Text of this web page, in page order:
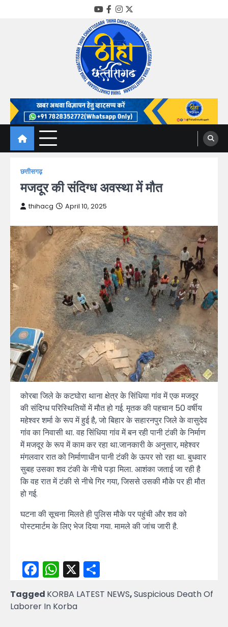
YouTube
Facebook
Instagram
Twitter
Thiha Chhattisgarh
गोठ जन-जन के
छत्तीसगढ़
मजदूर की संदिग्ध अवस्था में मौत
thihacg April 10, 2025
कोरबा जिले के कटघोरा थाना क्षेत्र के सिंधिया गांव में एक मजदूर
की संदिग्ध परिस्थितियों में मौत हो गई. मृतक की पहचान 50 वर्षीय
महेश्वर शर्मा के रूप में हुई है, जो बिहार के सहारनपुर जिले के वासुदेव
गांव का निवासी था. वह सिंधिया गांव में बन रही पानी टंकी के निर्माण
में मजदूर के रूप में काम कर रहा था.जानकारी के अनुसार, महेश्वर
मंगलवार रात को निर्माणाधीन पानी टंकी के ऊपर सो रहा था. बुधवार
सुबह उसका शव टंकी के नीचे पड़ा मिला. आशंका जताई जा रही है
कि वह रात में टंकी से नीचे गिर गया, जिससे उसकी मौके पर ही मौत
हो गई.
घटना की सूचना मिलते ही पुलिस मौके पर पहुंची और शव को
पोस्टमार्टम के लिए भेज दिया गया. मामले की जांच जारी है.
Facebook
WhatsApp
X
Tagged KORBA LATEST NEWS,Suspicious Death Of
Laborer In Korba